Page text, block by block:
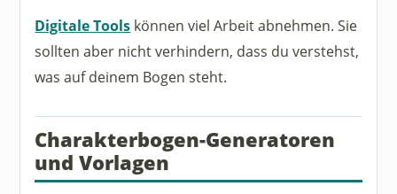
Digitale Tools können viel Arbeit abnehmen. Sie
sollten aber nicht verhindern, dass du verstehst,
was auf deinem Bogen steht.
Charakterbogen-Generatoren
und Vorlagen